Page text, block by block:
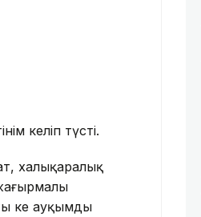
келіп түсті.
халықаралық
кең ауқымды